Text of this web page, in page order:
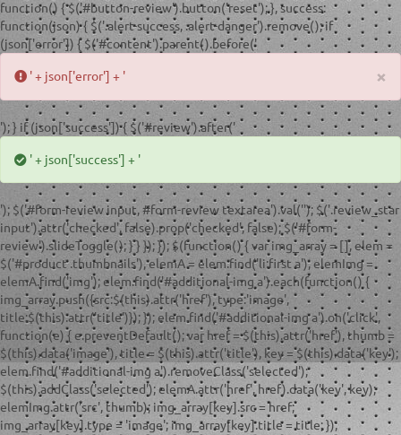
function() { $('#button-review').button('reset'); }, success:
function(json) { $('.alert-success, .alert-danger').remove(); if
(json['error']) { $('#content').parent().before('
' + json['error'] + ' ×
'); } if (json['success']) { $('#review').after('
' + json['success'] + '
'); $('#form-review input, #form-review textarea').val(''); $('.review_star
input').attr('checked', false).prop('checked', false); $('#form-
review').slideToggle(); } } }); }); $(function() { var img_array = [], elem =
$('#product .thumbnails'), elemA = elem.find('li:first a'), elemImg =
elemA.find('img'); elem.find('#additional-img a').each(function() {
img_array.push({src:$(this).attr('href'), type:'image',
title:$(this).attr('title')}); }); elem.find('#additional-img a').on('click',
function(e) { e.preventDefault(); var href = $(this).attr('href'), thumb =
$(this).data('image'), title = $(this).attr('title'), key = $(this).data('key');
elem.find('#additional-img a').removeClass('selected');
$(this).addClass('selected'); elemA.attr('href', href).data('key', key);
elemImg.attr('src', thumb); img_array[key].src = href;
img_array[key].type = 'image'; img_array[key].title = title; });